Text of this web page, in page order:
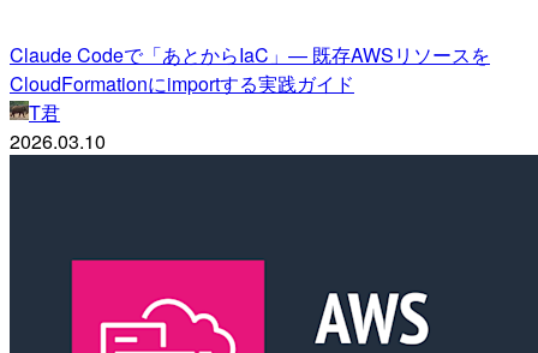
Claude Codeで「あとからIaC」— 既存AWSリソースを
CloudFormationにimportする実践ガイド
T君
2026.03.10